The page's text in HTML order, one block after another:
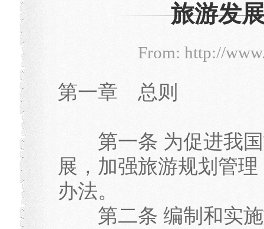
旅游发
From: http://
第一章 总则
第一条 为促进我国
展，加强旅游规划管
办法。
第二条 编制和实施